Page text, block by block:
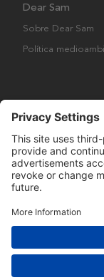
Dear Sam
Sobre Dear Sam
Política
Derechos de autor